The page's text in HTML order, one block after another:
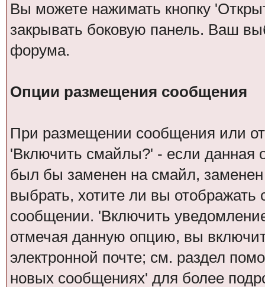
Вы можете нажимать кнопку
закрывать боковую панель. Ваш
форума.
Опции размещения сообщения
При размещении сообщения или
'Включить смайлы?' - если данная
был бы заменен на смайл, заменен
выбрать, хотите ли вы
сообщении. 'Включить
отмечая данную опцию, вы
электронной почте; см. раздел
новых сообщениях' для более